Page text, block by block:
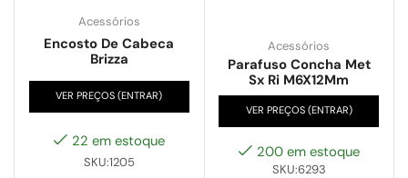
Acessórios
Encosto De Cabeca
Brizza
VER PREÇOS (ENTRAR)
22 em estoque
SKU:1205
Acessórios
Parafuso Concha Met
Sx Ri M6X12Mm
VER PREÇOS (ENTRAR)
200 em estoque
SKU:6293